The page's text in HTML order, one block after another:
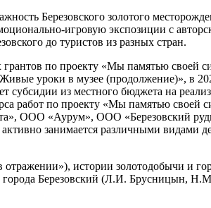
Березовского золотого
игровую экспозиции с
до туристов из разных стран.
по проекту «Мы памятью
уроки в музее (продолжение)», в
из местного бюджета на
работ по проекту «Мы памятью
ООО «Аурум», ООО «Березовский
занимается различными видами
истории золотодобычи и
города Березовский (Л.И.